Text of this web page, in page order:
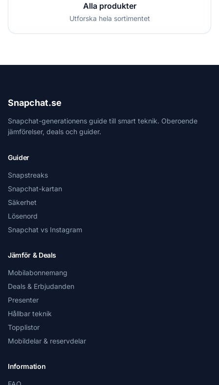
Alla produkter
Utforska hela sortimentet
Snapchat.se
Snapchat-generationens guide till smart teknik. Oberoende
jämförelser, deals och guider.
Guider
Snapstreaks
Snapchat-kartan
Säkerhet
Lösenord
Snapchat vs Instagram
Jämför & Deals
Mobilabonnemang
Deals & Erbjudanden
Presenter
Hållbar teknik
Topplistor
Mobildelar & reservdelar
Information